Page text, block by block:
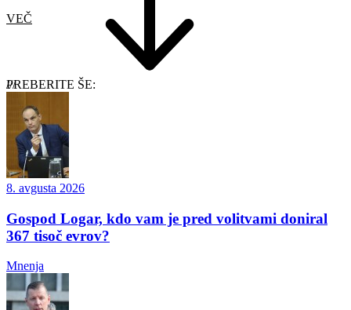
VEČ
PREBERITE ŠE:
8. avgusta 2026
Gospod Logar, kdo vam je pred volitvami doniral
367 tisoč evrov?
Mnenja